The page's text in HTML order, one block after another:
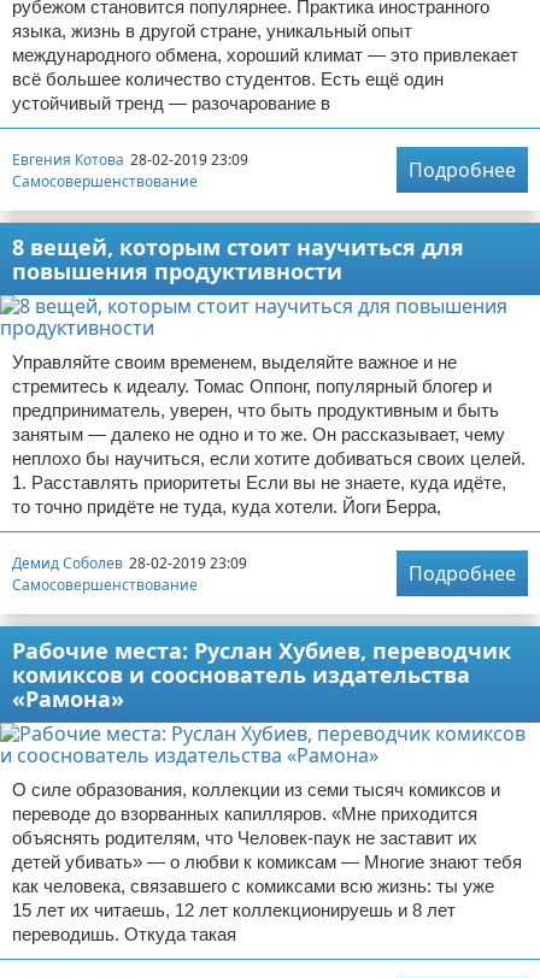
рубежом становится популярнее. Практика иностранного
языка, жизнь в другой стране, уникальный опыт
международного обмена, хороший климат — это привлекает
всё большее количество студентов. Есть ещё один
устойчивый тренд — разочарование в
Евгения Котова 28-02-2019 23:09
Самосовершенствование
Подробнее
8 вещей, которым стоит научиться для
повышения продуктивности
Управляйте своим временем, выделяйте важное и не
стремитесь к идеалу. Томас Оппонг, популярный блогер и
предприниматель, уверен, что быть продуктивным и быть
занятым — далеко не одно и то же. Он рассказывает, чему
неплохо бы научиться, если хотите добиваться своих целей.
1. Расставлять приоритеты Если вы не знаете, куда идёте,
то точно придёте не туда, куда хотели. Йоги Берра,
Демид Соболев 28-02-2019 23:09
Самосовершенствование
Подробнее
Рабочие места: Руслан Хубиев, переводчик
комиксов и сооснователь издательства
«Рамона»
О силе образования, коллекции из семи тысяч комиксов и
переводе до взорванных капилляров. «Мне приходится
объяснять родителям, что Человек-паук не заставит их
детей убивать» — о любви к комиксам — Многие знают тебя
как человека, связавшего с комиксами всю жизнь: ты уже
15 лет их читаешь, 12 лет коллекционируешь и 8 лет
переводишь. Откуда такая